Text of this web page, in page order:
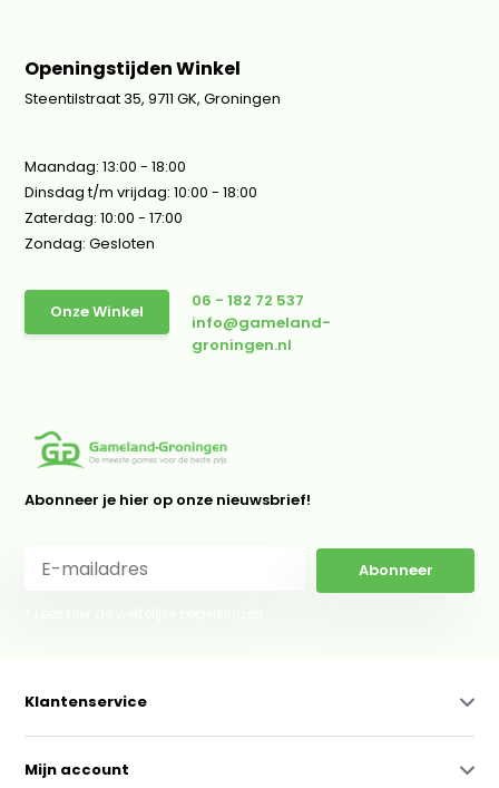
Openingstijden Winkel
Steentilstraat 35, 9711 GK, Groningen
Maandag: 13:00 - 18:00
Dinsdag t/m vrijdag: 10:00 - 18:00
Zaterdag: 10:00 - 17:00
Zondag: Gesloten
Onze Winkel
06 - 182 72 537
info@gameland-
groningen.nl
Abonneer je hier op onze nieuwsbrief!
Abonneer
Klantenservice
Mijn account